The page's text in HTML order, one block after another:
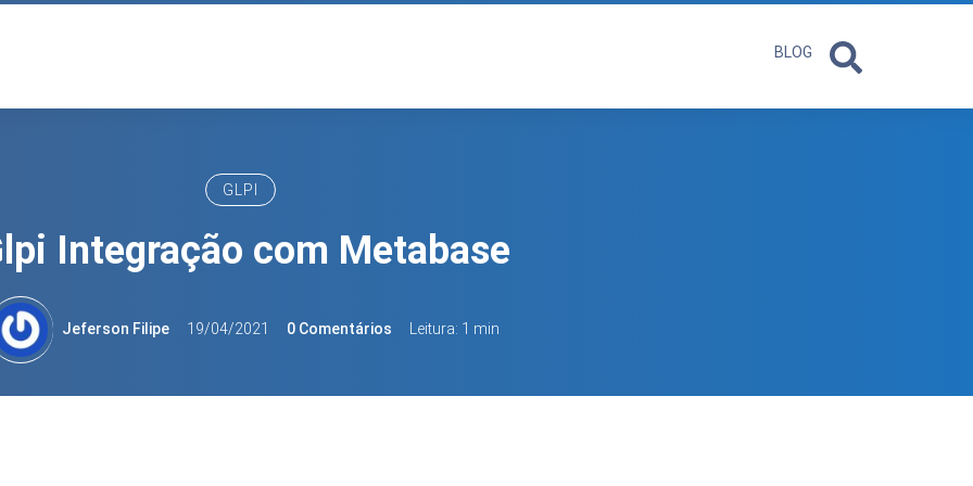
BLOG
GLPI
Integração com Metabase
Jeferson Filipe 19/04/2021 0 Comentários Leitura: 1 min